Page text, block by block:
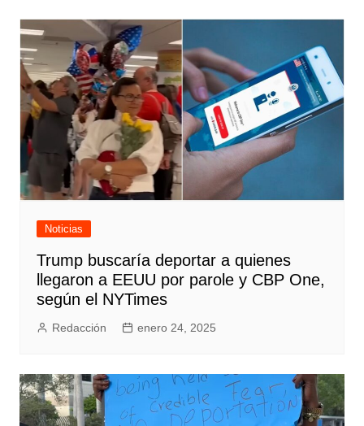
Noticias
Trump buscaría deportar a quienes
llegaron a EEUU por parole y CBP One,
según el NYTimes
Redacción enero 24, 2025